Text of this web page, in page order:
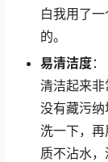
白我用了
的。
易清洁度：
清洁起来
没有藏污
洗一下，
质不沾水